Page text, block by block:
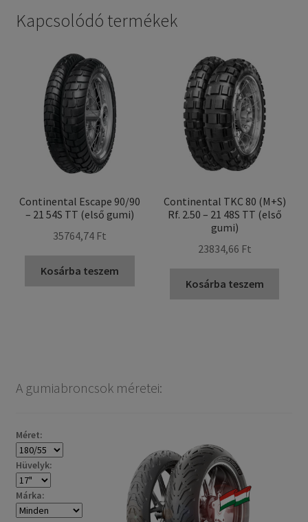
Kapcsolódó termékek
Continental Escape 90/90
– 21 54S TT (első gumi)
35764,74 Ft
Kosárba teszem
Continental TKC 80 (M+S)
Rf. 2.50 – 21 48S TT (első
gumi)
23834,66 Ft
Kosárba teszem
A gumiabroncsok méretei:
Méret:
Hüvelyk:
Márka: